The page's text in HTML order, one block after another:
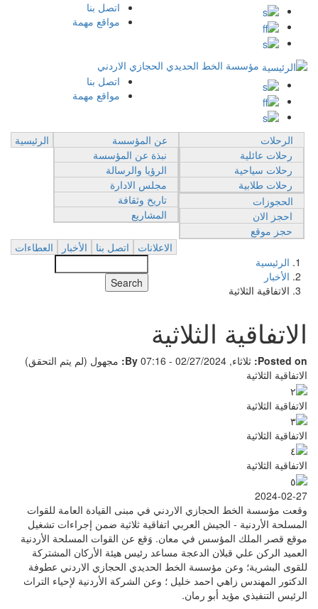
Top
اتصل بنا
مواقع مهمة
مؤسسة الخط الحديدي الحجازي الاردني
Top
اتصل بنا
مواقع مهمة
الرئيسية
عن المؤسسة
نبذة عن المؤسسة
الرؤيا والرسالة
مجلس الادارة
تاريخ وثقافة
المشاريع
الرحلات
رحلات عائلية
رحلات سياحية
رحلات طلابية
الحجوزات
احجز الان
حجز موقع
العطاءات
الأخبار اتصل بنا
الاعلانات
Breadcrumb
الرئيسية
الأخبار
الاتفاقية الثلاثية
الاتفاقية الثلاثية
Posted on: ثلاثاء, 02/27/2024 - 07:16 By: مجهول (لم يتم التحقق)
الاتفاقية الثلاثية
الاتفاقية الثلاثية
الاتفاقية الثلاثية
الاتفاقية الثلاثية
2024-02-27
وقعت مؤسسة الخط الحجازي الاردني في مبنى القيادة العامة للقوات
المسلحة الأردنية - الجيش العربي اتفاقية ثلاثية ضمن إجراءات تشغيل
موقع قصر الملك المؤسس في معان. وَقع عن القوات المسلحة الأردنية
العميد الركن علي قبلان الدعجة مساعد رئيس هيئة الأركان المشتركة
للقوى البشرية؛ وعن مؤسسة الخط الحديدي الحجازي الاردني عطوفة
الدكتور المهندس زاهي احمد خليل ؛ وعن الشركة الأردنية لإحياء التراث
الرئيس التنفيذي مؤيد أبو رمان.